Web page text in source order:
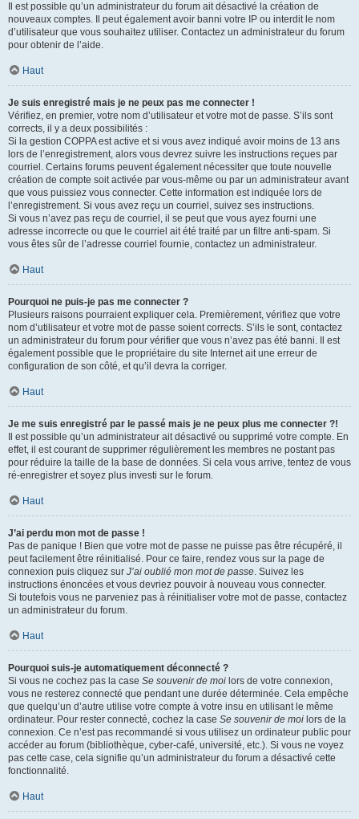
Il est possible qu’un administrateur du forum ait désactivé la création de
nouveaux comptes. Il peut également avoir banni votre IP ou interdit le nom
d’utilisateur que vous souhaitez utiliser. Contactez un administrateur du forum
pour obtenir de l’aide.
Haut
Je suis enregistré mais je ne peux pas me connecter !
Vérifiez, en premier, votre nom d’utilisateur et votre mot de passe. S’ils sont
corrects, il y a deux possibilités :
Si la gestion COPPA est active et si vous avez indiqué avoir moins de 13 ans
lors de l’enregistrement, alors vous devrez suivre les instructions reçues par
courriel. Certains forums peuvent également nécessiter que toute nouvelle
création de compte soit activée par vous-même ou par un administrateur avant
que vous puissiez vous connecter. Cette information est indiquée lors de
l’enregistrement. Si vous avez reçu un courriel, suivez ses instructions.
Si vous n’avez pas reçu de courriel, il se peut que vous ayez fourni une
adresse incorrecte ou que le courriel ait été traité par un filtre anti-spam. Si
vous êtes sûr de l’adresse courriel fournie, contactez un administrateur.
Haut
Pourquoi ne puis-je pas me connecter ?
Plusieurs raisons pourraient expliquer cela. Premièrement, vérifiez que votre
nom d’utilisateur et votre mot de passe soient corrects. S’ils le sont, contactez
un administrateur du forum pour vérifier que vous n’avez pas été banni. Il est
également possible que le propriétaire du site Internet ait une erreur de
configuration de son côté, et qu’il devra la corriger.
Haut
Je me suis enregistré par le passé mais je ne peux plus me connecter ?!
Il est possible qu’un administrateur ait désactivé ou supprimé votre compte. En
effet, il est courant de supprimer régulièrement les membres ne postant pas
pour réduire la taille de la base de données. Si cela vous arrive, tentez de vous
ré-enregistrer et soyez plus investi sur le forum.
Haut
J’ai perdu mon mot de passe !
Pas de panique ! Bien que votre mot de passe ne puisse pas être récupéré, il
peut facilement être réinitialisé. Pour ce faire, rendez vous sur la page de
connexion puis cliquez sur J’ai oublié mon mot de passe. Suivez les
instructions énoncées et vous devriez pouvoir à nouveau vous connecter.
Si toutefois vous ne parveniez pas à réinitialiser votre mot de passe, contactez
un administrateur du forum.
Haut
Pourquoi suis-je automatiquement déconnecté ?
Si vous ne cochez pas la case Se souvenir de moi lors de votre connexion,
vous ne resterez connecté que pendant une durée déterminée. Cela empêche
que quelqu’un d’autre utilise votre compte à votre insu en utilisant le même
ordinateur. Pour rester connecté, cochez la case Se souvenir de moi lors de la
connexion. Ce n’est pas recommandé si vous utilisez un ordinateur public pour
accéder au forum (bibliothèque, cyber-café, université, etc.). Si vous ne voyez
pas cette case, cela signifie qu’un administrateur du forum a désactivé cette
fonctionnalité.
Haut